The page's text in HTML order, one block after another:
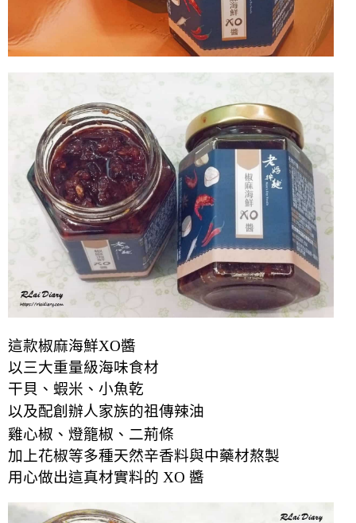
這款椒麻海鮮XO醬
以三大重量級海味食材
干貝、蝦米、小魚乾
以及配創辦人家族的祖傳辣油
雞心椒、燈籠椒、二荊條
加上花椒等多種天然辛香料與中藥材熬製
用心做出這真材實料的 XO 醬